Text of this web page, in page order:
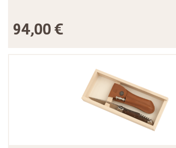
94,00 €